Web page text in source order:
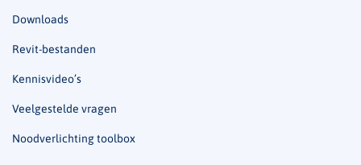
Downloads
Revit-bestanden
Kennisvideo’s
Veelgestelde vragen
Noodverlichting toolbox